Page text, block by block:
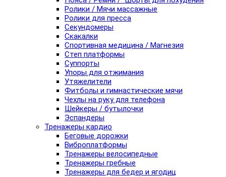
Ролики / Мячи массажные
Ролики для пресса
Секундомеры
Скакалки
Спортивная медицина / Магнезия
Степ платформы
Суппорты
Упоры для отжимания
Утяжелители
Фитболы и гимнастические мячи
Чехлы на руку для телефона
Шейкеры / бутылочки
Эспандеры
Тренажеры кардио
Беговые дорожки
Виброплатформы
Тренажеры велосипедные
Тренажеры гребные
Тренажеры для бедер и ягодиц